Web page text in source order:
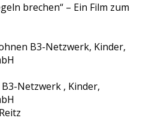
brechen“ – Ein Film zum
B3-Netzwerk, Kinder,
Netzwerk , Kinder,